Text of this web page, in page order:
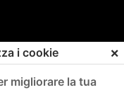
i cookie ×
migliorare la tua